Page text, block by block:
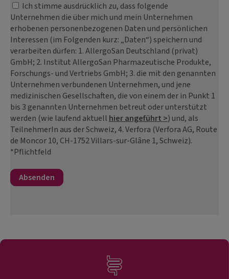
Ich stimme ausdrücklich zu, dass folgende
Unternehmen die über mich und mein Unternehmen
erhobenen personenbezogenen Daten und persönlichen
Interessen (im Folgenden kurz: „Daten“) speichern und
verarbeiten dürfen: 1. AllergoSan Deutschland (privat)
GmbH; 2. Institut AllergoSan Pharmazeutische Produkte,
Forschungs- und Vertriebs GmbH; 3. die mit den genannten
Unternehmen verbundenen Unternehmen, und jene
medizinischen Gesellschaften, die von einem der in Punkt 1
bis 3 genannten Unternehmen betreut oder unterstützt
werden (wie laufend aktuell hier angeführt >) und, als
TeilnehmerIn aus der Schweiz, 4. Verfora (Verfora AG, Route
de Moncor 10, CH-1752 Villars-sur-Glâne 1, Schweiz).
*Pflichtfeld